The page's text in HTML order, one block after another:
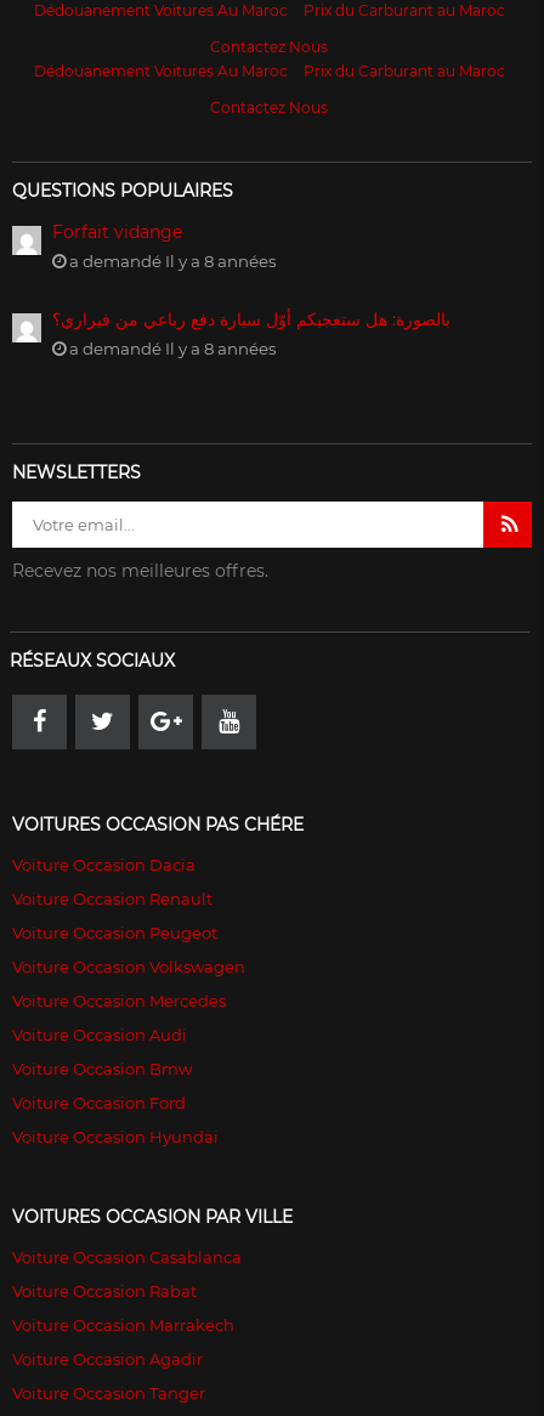
Dédouanement Voitures Au Maroc
Prix du Carburant au Maroc
Contactez Nous
Dédouanement Voitures Au Maroc
Prix du Carburant au Maroc
Contactez Nous
QUESTIONS POPULAIRES
Forfait vidange
a demandé Il y a 8 années
بالصورة: هل ستعجبكم أوّل سيارة دفع رباعي من فيراري؟
a demandé Il y a 8 années
NEWSLETTERS
Recevez nos meilleures offres.
RÉSEAUX SOCIAUX
VOITURES OCCASION PAS CHÉRE
Voiture Occasion Dacia
Voiture Occasion Renault
Voiture Occasion Peugeot
Voiture Occasion Volkswagen
Voiture Occasion Mercedes
Voiture Occasion Audi
Voiture Occasion Bmw
Voiture Occasion Ford
Voiture Occasion Hyundai
VOITURES OCCASION PAR VILLE
Voiture Occasion Casablanca
Voiture Occasion Rabat
Voiture Occasion Marrakech
Voiture Occasion Agadir
Voiture Occasion Tanger